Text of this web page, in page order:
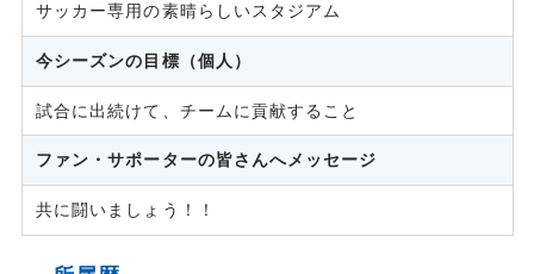
サッカー専用の素晴らしいスタジアム
今シーズンの目標（個人）
試合に出続けて、チームに貢献すること
ファン・サポーターの皆さんへメッセージ
共に闘いましょう！！